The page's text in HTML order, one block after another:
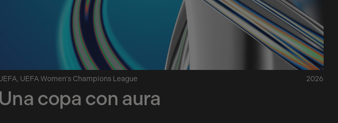
, UEFA Women's Champions League 2026
Una copa con aura